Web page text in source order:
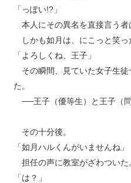
「っぽい!?」
本人にその異名を直接言う者
しかも如月は、にこっと笑っ
「よろしくね、王子」
その瞬間、見ていた女子生徒
た。
──王子（優等生）と王子（問
その十分後。
「如月ハルくんがいませんね」
担任の声に教室がざわついた
「は？」